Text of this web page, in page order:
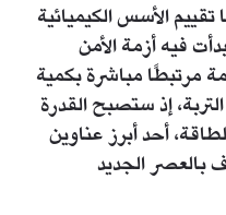
تقييم الأسس الكيميائية
فيه أزمة الأمن
مرتبطًا مباشرة بكمية
إذ ستصبح القدرة
أحد أبرز عناوين
بالعصر الجديد